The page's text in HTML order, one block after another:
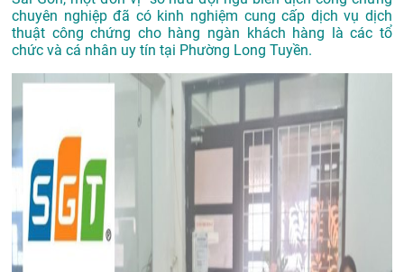
chuyên nghiệp đã có kinh nghiệm cung cấp dịch vụ dịch
thuật công chứng cho hàng ngàn khách hàng là các tổ
chức và cá nhân uy tín tại Phường Long Tuyền.